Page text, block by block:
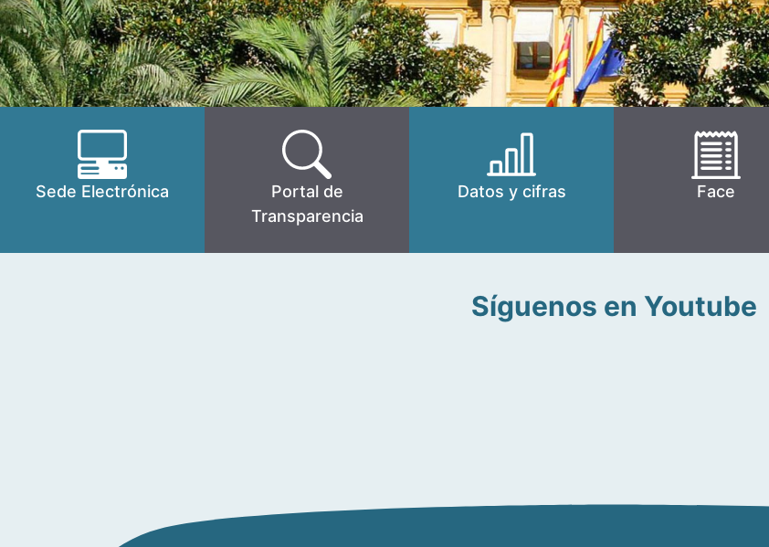
Sede Electrónica
Portal de
Transparencia
Datos y cifras Face
Síguenos en Youtube